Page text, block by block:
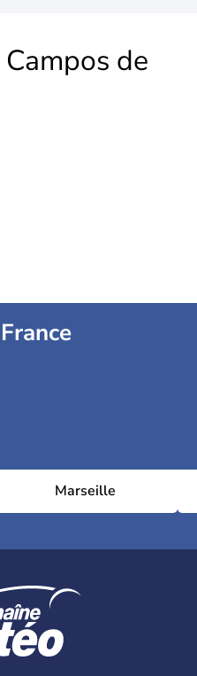
Campos de
Marseille